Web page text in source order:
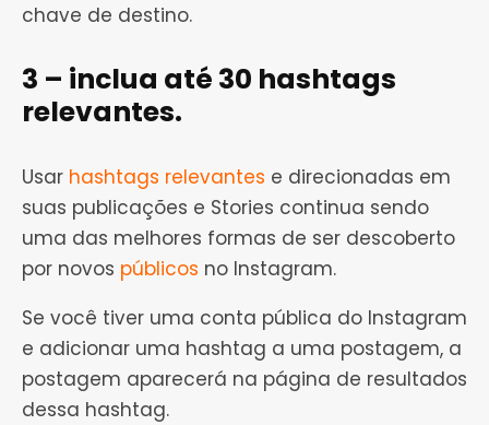
chave de destino.
3 – inclua até 30 hashtags
relevantes.
Usar hashtags relevantes e direcionadas em
suas publicações e Stories continua sendo
uma das melhores formas de ser descoberto
por novos públicos no Instagram.
Se você tiver uma conta pública do Instagram
e adicionar uma hashtag a uma postagem, a
postagem aparecerá na página de resultados
dessa hashtag.